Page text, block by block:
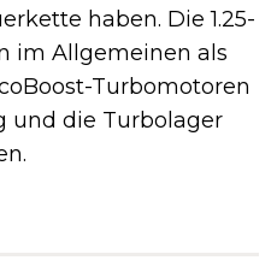
haben. Die 1.25-
im Allgemeinen als
Turbomotoren
und die Turbolager